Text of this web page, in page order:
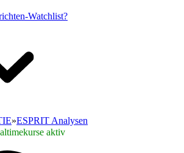
Watchlist?
»ESPRIT Analysen
aktiv